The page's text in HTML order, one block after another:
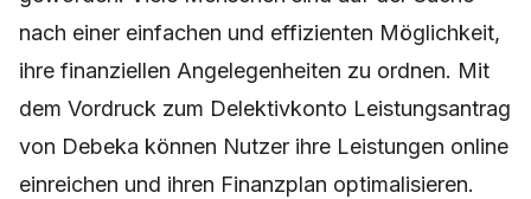
nach einer einfachen und effizienten Möglichkeit,
ihre finanziellen Angelegenheiten zu ordnen. Mit
dem Vordruck zum Delektivkonto Leistungsantrag
von Debeka können Nutzer ihre Leistungen online
einreichen und ihren Finanzplan optimalisieren.